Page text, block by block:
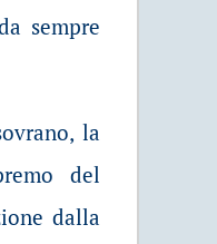
sempre
la
del
dalla